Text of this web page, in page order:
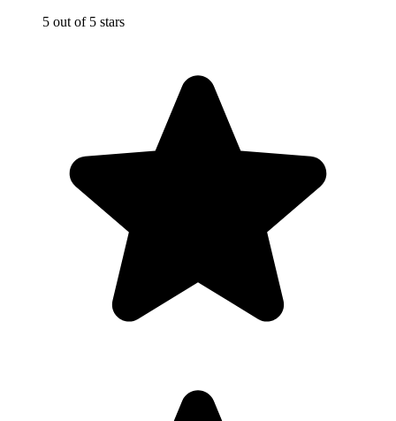
5 out of 5 stars